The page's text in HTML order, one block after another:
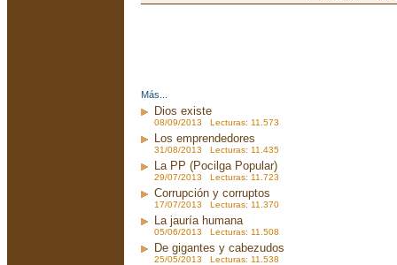
Más...
Dios existe
08/09/2013 Lecturas: 11.573
Los emprendedores
31/08/2013 Lecturas: 11.435
La PP (Pocilga Popular)
29/07/2013 Lecturas: 11.723
Corrupción y corruptos
17/07/2013 Lecturas: 11.370
La jauría humana
05/06/2013 Lecturas: 11.508
De gigantes y cabezudos
25/05/2013 Lecturas: 11.538